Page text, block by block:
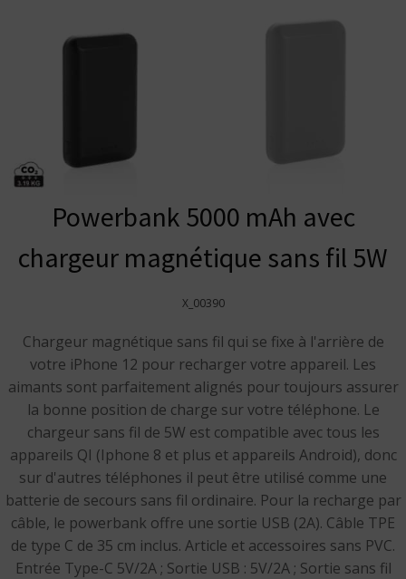
Powerbank 5000 mAh avec
chargeur magnétique sans fil 5W
X_00390
Chargeur magnétique sans fil qui se fixe à l'arrière de
votre iPhone 12 pour recharger votre appareil. Les
aimants sont parfaitement alignés pour toujours assurer
la bonne position de charge sur votre téléphone. Le
chargeur sans fil de 5W est compatible avec tous les
appareils QI (Iphone 8 et plus et appareils Android), donc
sur d'autres téléphones il peut être utilisé comme une
batterie de secours sans fil ordinaire. Pour la recharge par
câble, le powerbank offre une sortie USB (2A). Câble TPE
de type C de 35 cm inclus. Article et accessoires sans PVC.
Entrée Type-C 5V/2A ; Sortie USB : 5V/2A ; Sortie sans fil